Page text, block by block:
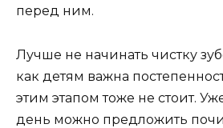
перед ним.
Лучше не начинать чистку
как детям важна
этим этапом тоже не стоит.
день можно предложить